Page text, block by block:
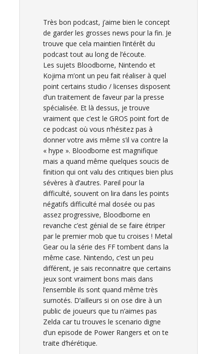
Très bon podcast, j’aime bien le concept
de garder les grosses news pour la fin. Je
trouve que cela maintien l’intérêt du
podcast tout au long de l’écoute.
Les sujets Bloodborne, Nintendo et
Kojima m’ont un peu fait réaliser à quel
point certains studio / licenses disposent
d’un traitement de faveur par la presse
spécialisée. Et là dessus, je trouve
vraiment que c’est le GROS point fort de
ce podcast où vous n’hésitez pas à
donner votre avis même s’il va contre la
« hype ». Bloodborne est magnifique
mais a quand même quelques soucis de
finition qui ont valu des critiques bien plus
sévères à d’autres. Pareil pour la
difficulté, souvent on lira dans les points
négatifs difficulté mal dosée ou pas
assez progressive, Bloodborne en
revanche c’est génial de se faire étriper
par le premier mob que tu croises ! Metal
Gear ou la série des FF tombent dans la
même case. Nintendo, c’est un peu
différent, je sais reconnaitre que certains
jeux sont vraiment bons mais dans
l’ensemble ils sont quand même très
surnotés. D’ailleurs si on ose dire à un
public de joueurs que tu n’aimes pas
Zelda car tu trouves le scenario digne
d’un episode de Power Rangers et on te
traite d’hérétique.